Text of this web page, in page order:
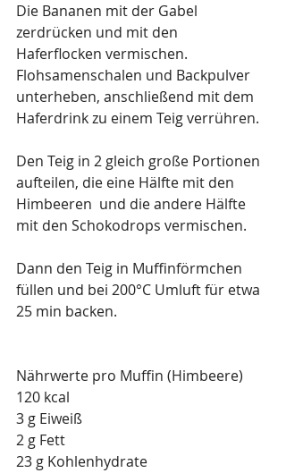
Die Bananen mit der Gabel
zerdrücken und mit den
Haferflocken vermischen.
Flohsamenschalen und Backpulver
unterheben, anschließend mit dem
Haferdrink zu einem Teig verrühren.
Den Teig in 2 gleich große Portionen
aufteilen, die eine Hälfte mit den
Himbeeren  und die andere Hälfte
mit den Schokodrops vermischen.
Dann den Teig in Muffinförmchen
füllen und bei 200°C Umluft für etwa
25 min backen.
Nährwerte pro Muffin (Himbeere)
120 kcal
3 g Eiweiß
2 g Fett
23 g Kohlenhydrate